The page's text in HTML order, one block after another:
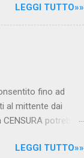
su Facebook
LEGGI TUTTO»»
fino ad
al mittente dai
potrebbe
non c'è più
LEGGI TUTTO»»